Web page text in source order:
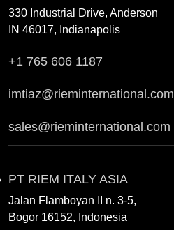
330 Industrial Drive, Anderson
IN 46017, Indianapolis
+1 765 606 1187
imtiaz@rieminternational.com
sales@rieminternational.com
PT RIEM ITALY ASIA
Jalan Flamboyan II n. 3-5,
Bogor 16152, Indonesia